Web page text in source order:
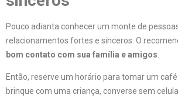
Pouco adianta conhecer um monte de
relacionamentos fortes e sinceros. O
bom contato com sua família e amigos
Então, reserve um horário para tomar um
brinque com uma criança, converse sem